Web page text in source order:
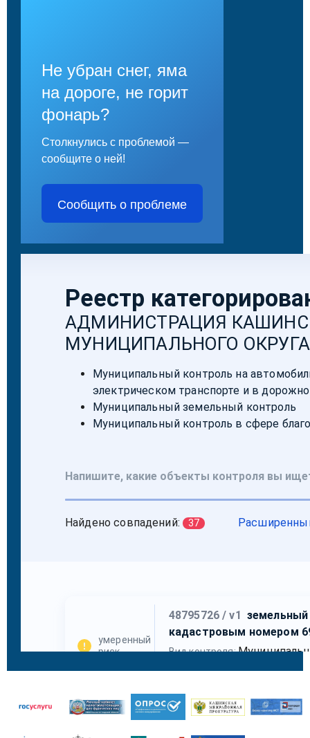
Не убран снег, яма
на дороге, не горит
фонарь?
Столкнулись с проблемой —
сообщите о ней!
Сообщить о проблеме